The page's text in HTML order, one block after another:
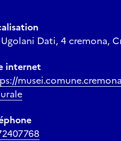
Dati, 4 cremona,
internet